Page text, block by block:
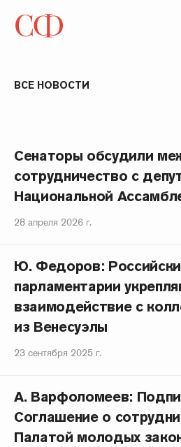
ВСЕ НОВОСТИ
Сенаторы обсудили
сотрудничество с
Национальной
28 апреля 2026 г.
Ю. Федоров:
парламентарии
взаимодействие с
из Венесуэлы
23 сентября 2025 г.
А. Варфоломеев:
Соглашение о
Палатой молодых